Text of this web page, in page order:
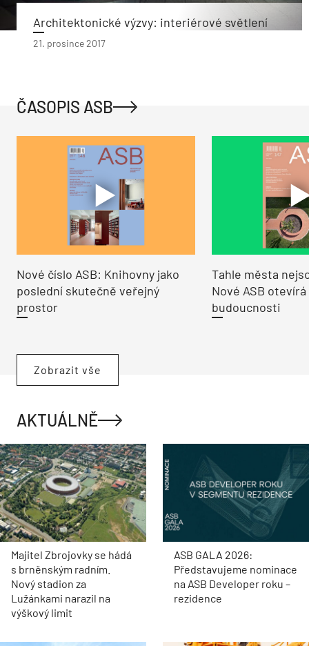
Architektonické výzvy: interiérové světlení
21. prosince 2017
ČASOPIS ASB
Nové číslo ASB: Knihovny jako
poslední skutečně veřejný
prostor
Tahle města
Nové ASB
budoucnosti
Zobrazit vše
AKTUÁLNĚ
Majitel Zbrojovky se hádá
s brněnským radním.
Nový stadion za
Lužánkami narazil na
výškový limit
ASB GALA 2026:
Představujeme nominace
na ASB Developer roku –
rezidence